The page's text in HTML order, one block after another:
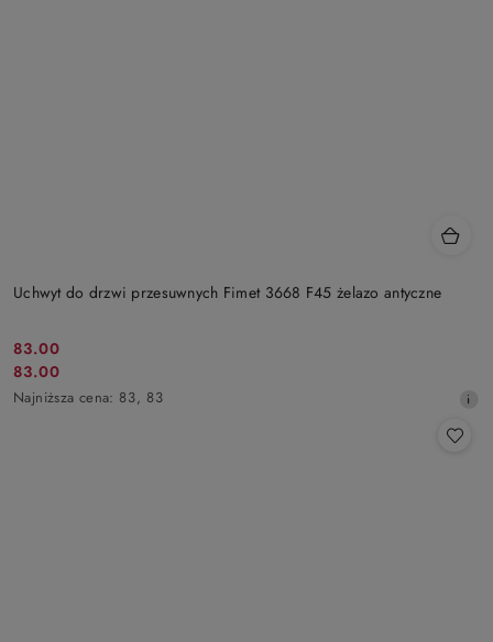
Uchwyt do drzwi przesuwnych Fimet 3668 F45 żelazo antyczne
Cena
promocyjna:
83.00
Cena
promocyjna:
83.00
Najniższa
Najniższa cena: 83, 83